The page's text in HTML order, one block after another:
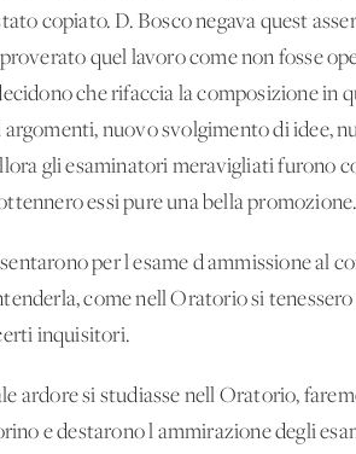
copiato. D. Bosco negava
quel lavoro come non fosse
che rifaccia la composizione in
nuovo svolgimento di idee,
gli esaminatori meravigliati furono
essi pure una bella promozione.
per l'esame d'ammissione al
come nell'Oratorio si
inquisitori.
ardore si studiasse nell'Oratorio,
e destarono l'ammirazione degli